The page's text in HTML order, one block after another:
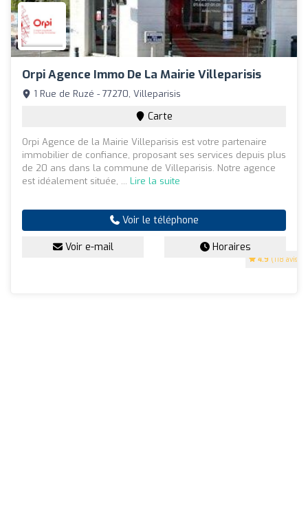
Orpi Agence Immo De La Mairie Villeparisis
4.9 (118 avis)
1 Rue de Ruzé - 77270, Villeparisis
Carte
Orpi Agence de la Mairie Villeparisis est votre partenaire
immobilier de confiance, proposant ses services depuis plus
de 20 ans dans la commune de Villeparisis. Notre agence
est idéalement située, ... Lire la suite
Voir le téléphone
Voir e-mail Horaires